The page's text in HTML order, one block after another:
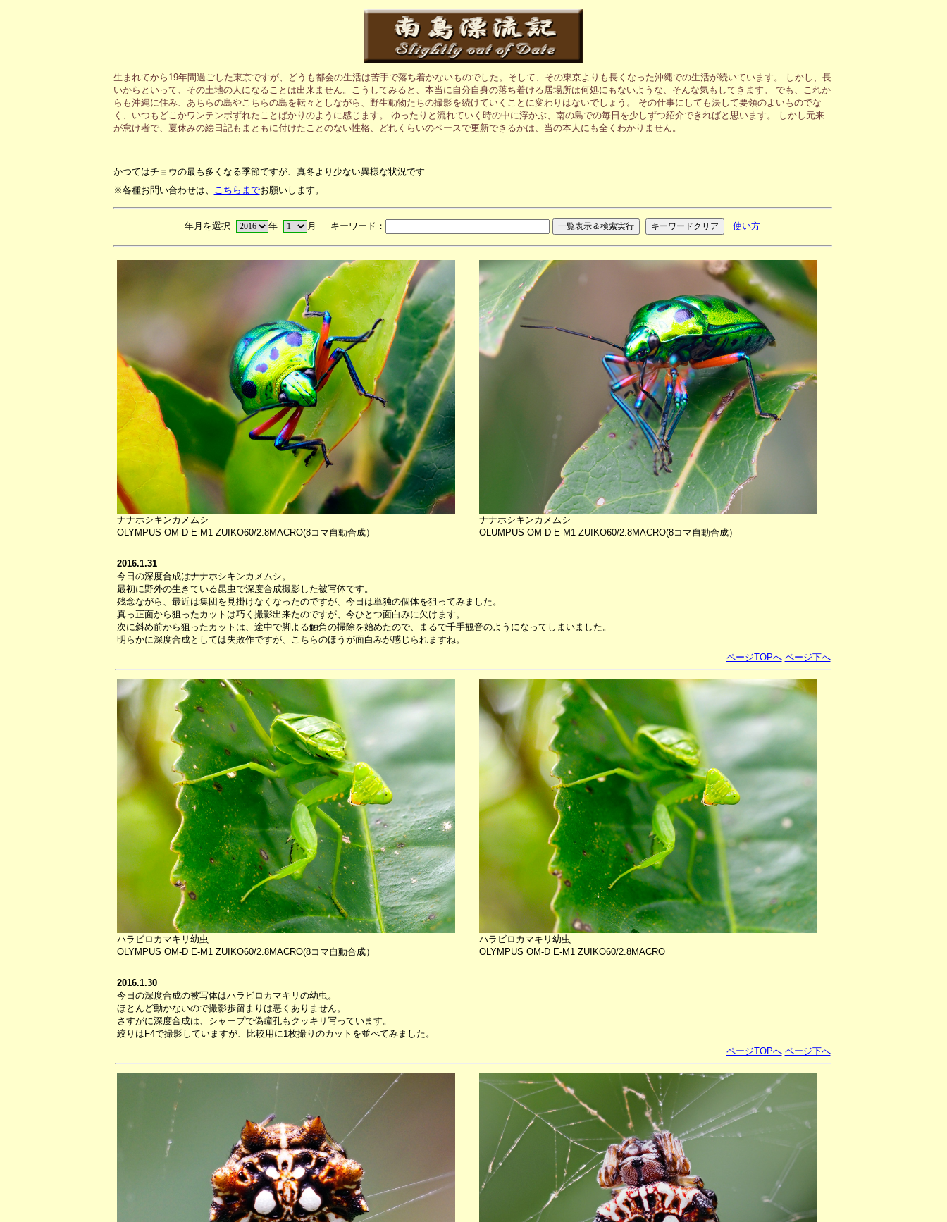
生まれてから19年間過ごした東京ですが、どうも都会の生活は苦手で落ち着かないものでした。そして、その東京よりも長くなった沖縄での生活が続いています。 しかし、長
いからといって、その土地の人になることは出来ません。こうしてみると、本当に自分自身の落ち着ける居場所は何処にもないような、そんな気もしてきます。 でも、これか
らも沖縄に住み、あちらの島やこちらの島を転々としながら、野生動物たちの撮影を続けていくことに変わりはないでしょう。 その仕事にしても決して要領のよいものでな
く、いつもどこかワンテンポずれたことばかりのように感じます。 ゆったりと流れていく時の中に浮かぶ、南の島での毎日を少しずつ紹介できればと思います。 しかし元来
が怠け者で、夏休みの絵日記もまともに付けたことのない性格、どれくらいのペースで更新できるかは、当の本人にも全くわかりません。
かつてはチョウの最も多くなる季節ですが、真冬より少ない異様な状況です
※各種お問い合わせは、 こちらまでお願いします。
年月を選択 年 月 キーワード： 使い方
ナナホシキンカメムシ
OLYMPUS OM-D E-M1 ZUIKO60/2.8MACRO(8コマ自動合成）
ナナホシキンカメムシ
OLUMPUS OM-D E-M1 ZUIKO60/2.8MACRO(8コマ自動合成）
2016.1.31
今日の深度合成はナナホシキンカメムシ。
最初に野外の生きている昆虫で深度合成撮影した被写体です。
残念ながら、最近は集団を見掛けなくなったのですが、今日は単独の個体を狙ってみました。
真っ正面から狙ったカットは巧く撮影出来たのですが、今ひとつ面白みに欠けます。
次に斜め前から狙ったカットは、途中で脚よる触角の掃除を始めたので、まるで千手観音のようになってしまいました。
明らかに深度合成としては失敗作ですが、こちらのほうが面白みが感じられますね。
ページTOPへ ページ下へ
ハラビロカマキリ幼虫
OLYMPUS OM-D E-M1 ZUIKO60/2.8MACRO(8コマ自動合成）
ハラビロカマキリ幼虫
OLYMPUS OM-D E-M1 ZUIKO60/2.8MACRO
2016.1.30
今日の深度合成の被写体はハラビロカマキリの幼虫。
ほとんど動かないので撮影歩留まりは悪くありません。
さすがに深度合成は、シャープで偽瞳孔もクッキリ写っています。
絞りはF4で撮影していますが、比較用に1枚撮りのカットを並べてみました。
ページTOPへ ページ下へ